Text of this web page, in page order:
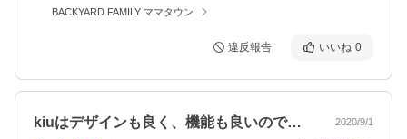
BACKYARD FAMILY ママタウン
違反報告 いいね 0
kiuはデザインも良く、機能も良いので… 2020/9/1